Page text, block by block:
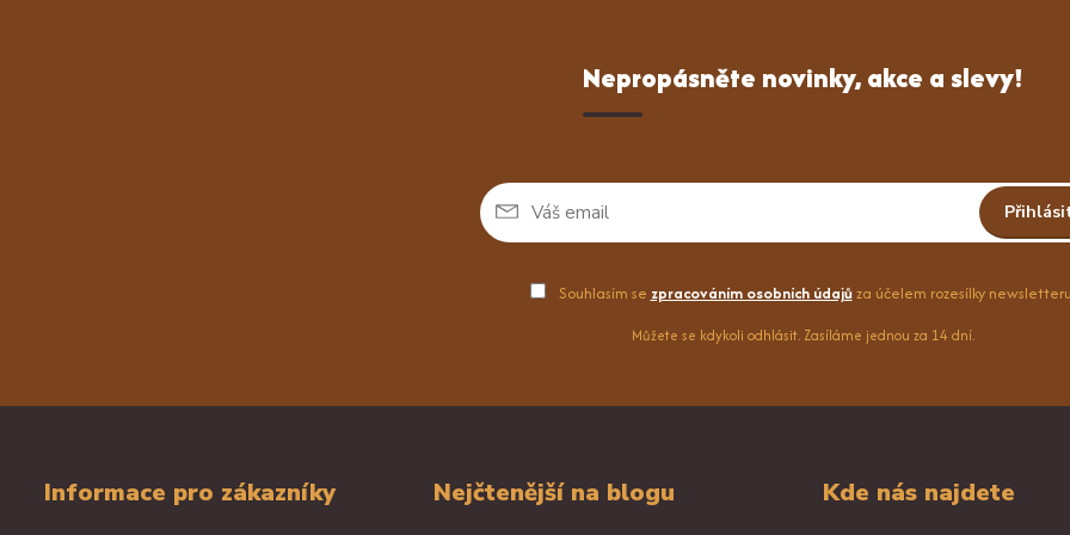
Nepropásněte novinky, akce a slevy!
Souhlasím se zpracováním osobních údajůza účelem rozesílky
Můžete se kdykoli odhlásit. Zasíláme jednou za 14 dní.
Informace pro zákazníky Nejčtenější na blogu Kde nás najdete